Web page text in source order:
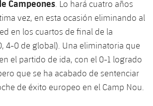
Nou
Shows
Campeones . Lo hará cuatro años
vez, en esta ocasión eliminando al
en los cuartos de final de la
4-0 de global). Una eliminatoria que
el partido de ida, con el 0-1 logrado
que se ha acabado de sentenciar
de éxito europeo en el Camp Nou.